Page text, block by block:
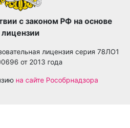
с законом РФ на основе
лицензии
лицензия серия 78ЛО1
от 2013 года
на сайте Рособрнадзора